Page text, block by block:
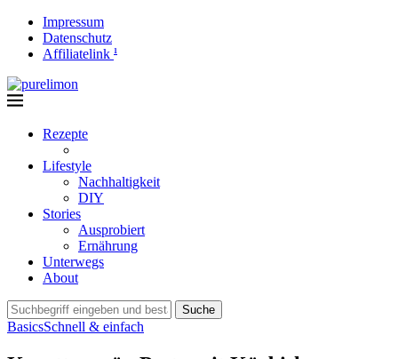
Impressum
Datenschutz
Affiliatelink 1
Rezepte
Lifestyle
Nachhaltigkeit
DIY
Stories
Ausprobiert
Ernährung
Unterwegs
About
Suche
BasicsSchnell & einfach